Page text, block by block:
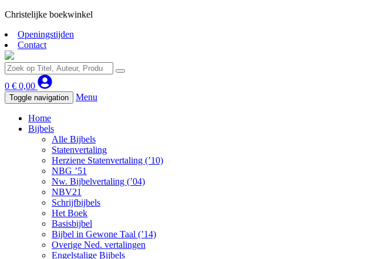
Christelijke boekwinkel
Openingstijden
Contact
0 € 0,00
Toggle navigation Menu
Home
Bijbels
Alle Bijbels
Statenvertaling
Herziene Statenvertaling (’10)
NBG ’51
Nw. Bijbelvertaling (’04)
NBV21
Schrijfbijbels
Het Boek
Basisbijbel
Bijbel in Gewone Taal (’14)
Overige Ned. vertalingen
Engelstalige Bijbels